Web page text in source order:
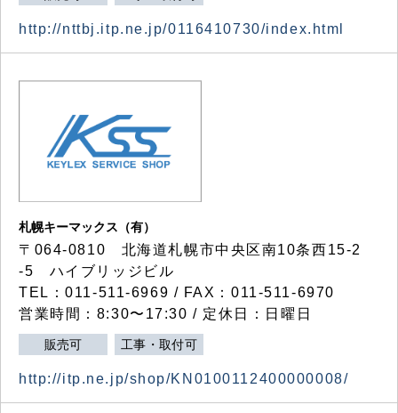
http://nttbj.itp.ne.jp/0116410730/index.html
札幌キーマックス（有）
〒064-0810 北海道札幌市中央区南10条西15-2
-5 ハイブリッジビル
TEL：011-511-6969 / FAX：011-511-6970
営業時間：8:30〜17:30 / 定休日：日曜日
販売可 工事・取付可
http://itp.ne.jp/shop/KN0100112400000008/